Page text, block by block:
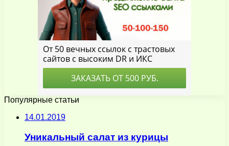
Популярные статьи
14.01.2019
Уникальный салат из курицы